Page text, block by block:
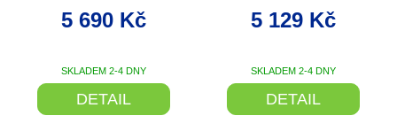
NAFUKOVACÍ
KARIMATKA
SKLADEM 2-4 DNY
5 690 Kč
DETAIL
REGULAR MUMMY
NAFUKOVACÍ
SKLADEM 2-4 DNY
5 129 Kč
DETAIL